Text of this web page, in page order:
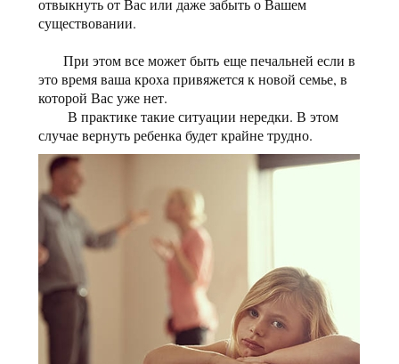
отвыкнуть от Вас или даже забыть о Вашем
существовании.
При этом все может быть еще печальней если в
это время ваша кроха привяжется к новой семье, в
которой Вас уже нет.
В практике такие ситуации нередки. В этом
случае вернуть ребенка будет крайне трудно.